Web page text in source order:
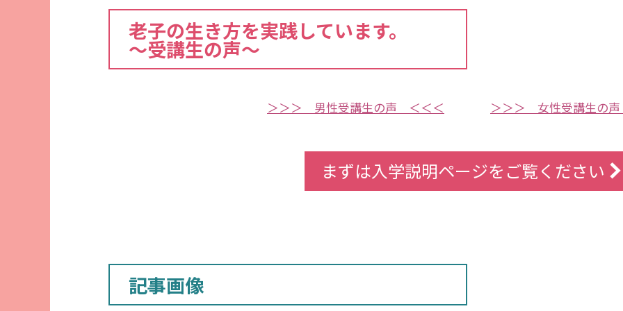
老子の生き方を実践しています。
～受講生の声～
＞＞＞ 男性受講生の声 ＜＜＜ ＞＞＞ 女性受講生の
まずは入学説明ページをご覧ください
記事画像